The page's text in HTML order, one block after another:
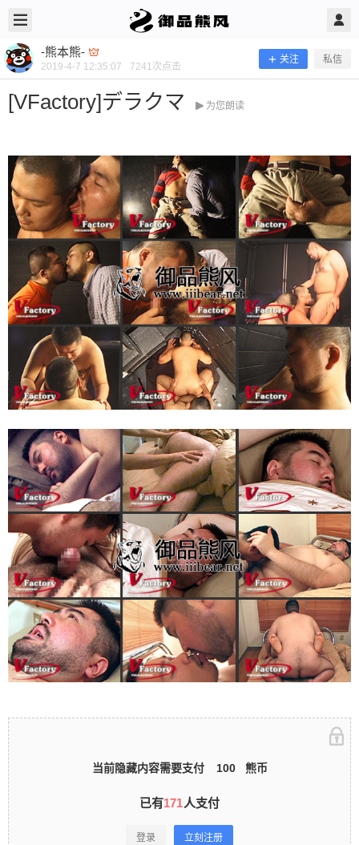
-熊本熊-
2019-4-7 12:35:07 7241次点击
关注 私信
[VFactory]デラクマ 为您朗读
当前隐藏内容需要支付 100 熊币
已有171人支付
登录 立刻注册
-熊本熊- @ 御品熊风 2019/4/07
[VFactory]デラクマ
当前隐藏内容需要支付100熊币 已有171人支付 登
录立刻注册 0 收藏
扫描二维码继续阅读